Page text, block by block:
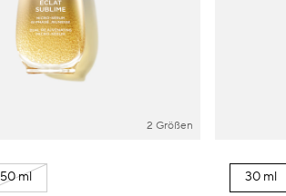
2 Größen
50 ml 30 ml